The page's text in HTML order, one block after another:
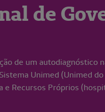
de
de um autodiagnóstico
Unimed (Unimed
Recursos Próprios